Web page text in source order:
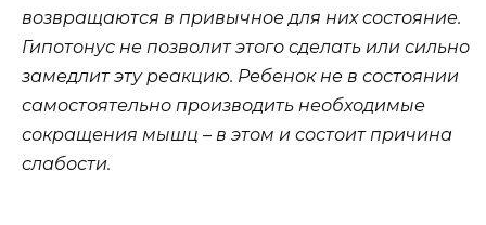
возвращаются в привычное для них состояние.
Гипотонус не позволит этого сделать или сильно
замедлит эту реакцию. Ребенок не в состоянии
самостоятельно производить необходимые
сокращения мышц – в этом и состоит причина
слабости.